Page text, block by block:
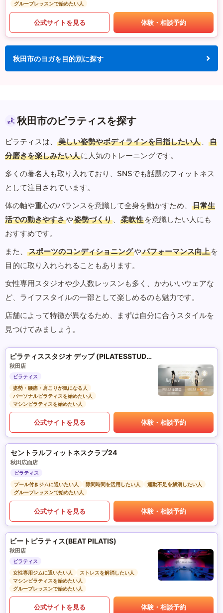
グループレッスンで始めたい人
公式サイトを見る 体験・相談予約
秋田市のヨガを目的別に探す
秋田市のピラティスを探す
ピラティスは、 美しい姿勢やボディラインを目指したい人 、
自
分磨きを楽しみたい人に人気のトレーニングです。
多くの著名人も取り入れており、SNSでも話題のフィットネス
として注目されています。
体の軸や重心のバランスを意識して全身を動かすため、
日常生
活での動きやすさや姿勢づくり 、 柔軟性 を意識したい人にも
おすすめです。
また、
スポーツのコンディショニングやパフォーマンス向上 を
目的に取り入れられることもあります。
女性専用スタジオや少人数レッスンも多く、かわいいウェアな
ど、ライフスタイルの一部として楽しめるのも魅力です。
店舗によって特徴が異なるため、まずは自分に合うスタイルを
見つけてみましょう。
ピラティススタジオ デップ (PILATESSTUDIO DEP)
秋田店
ピラティス
姿勢・腰痛・肩こりが気になる人
パーソナルピラティスを始めたい人
マシンピラティスを始めたい人
公式サイトを見る 体験・相談予約
セントラルフィットネスクラブ24
秋田広面店
ピラティス
プール付きジムに通いたい人
隙間時間を活用したい人
運動不足を解消したい人
グループレッスンで始めたい人
公式サイトを見る 体験・相談予約
ビートピラティス(BEAT PILATIS)
秋田店
ピラティス
女性専用ジムに通いたい人
ストレスを解消したい人
マシンピラティスを始めたい人
グループレッスンで始めたい人
公式サイトを見る 体験・相談予約